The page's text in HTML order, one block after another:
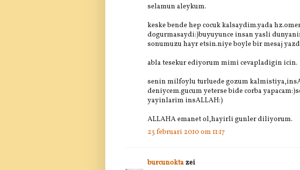
selamun aleykum.
keske bende hep cocuk kalsaydim.yada
dogurmasaydi:)buyuyunce insan yasli
sonumuzu hayr etsin.niye boyle bir mesaj
abla tesekur ediyorum mimi cevapladigin icin.
senin milfoylu turluede gozum
deniycem.gucum yeterse bide corba
yayinlarim insALLAH:)
ALLAHA emanet ol,hayirli gunler diliyorum.
23 februari 2010 om 11:17
burcunokta zei